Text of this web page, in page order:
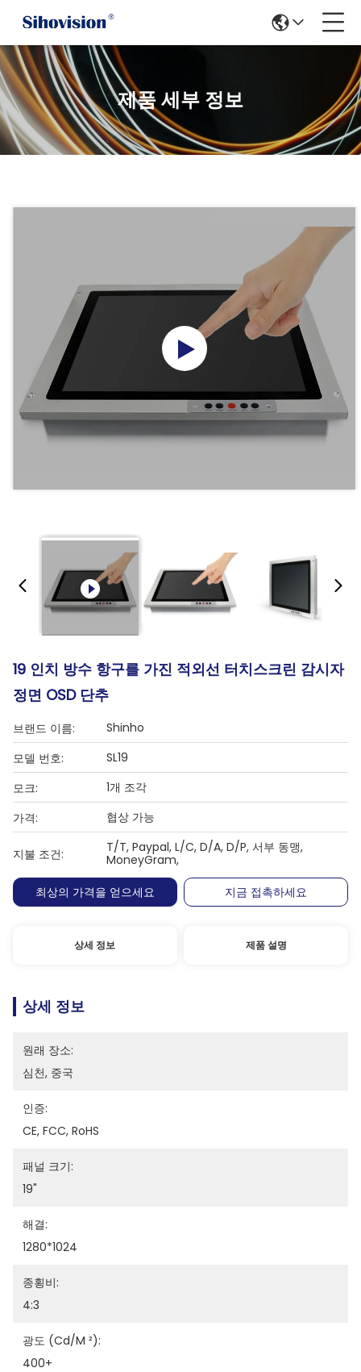
제품 세부 정보
19 인치 방수 항구를 가진 적외선 터치스크린 감시자
정면 OSD 단추
브랜드 이름:
Shinho
모델 번호:
SL19
모크:
1개 조각
가격:
협상 가능
지불 조건:
T/T, Paypal, L/C, D/A, D/P, 서부 동맹,
MoneyGram,
최상의 가격을 얻으세요
지금 접촉하세요
상세 정보 제품 설명
상세 정보
원래 장소:
심천, 중국
인증:
CE, FCC, RoHS
패널 크기:
19"
해결:
1280*1024
종횡비:
4:3
광도 (cd/m ²):
400+